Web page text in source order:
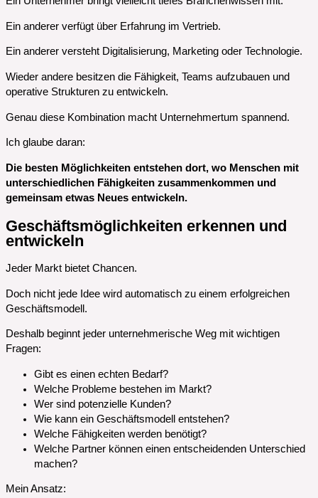
Ein anderer verfügt über Erfahrung im Vertrieb.
Ein anderer versteht Digitalisierung, Marketing oder Technologie.
Wieder andere besitzen die Fähigkeit, Teams aufzubauen und
operative Strukturen zu entwickeln.
Genau diese Kombination macht Unternehmertum spannend.
Ich glaube daran:
Die besten Möglichkeiten entstehen dort, wo Menschen mit
unterschiedlichen Fähigkeiten zusammenkommen und
gemeinsam etwas Neues entwickeln.
Geschäftsmöglichkeiten erkennen und
entwickeln
Jeder Markt bietet Chancen.
Doch nicht jede Idee wird automatisch zu einem erfolgreichen
Geschäftsmodell.
Deshalb beginnt jeder unternehmerische Weg mit wichtigen
Fragen:
Gibt es einen echten Bedarf?
Welche Probleme bestehen im Markt?
Wer sind potenzielle Kunden?
Wie kann ein Geschäftsmodell entstehen?
Welche Fähigkeiten werden benötigt?
Welche Partner können einen entscheidenden Unterschied
machen?
Mein Ansatz: